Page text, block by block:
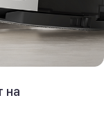
на